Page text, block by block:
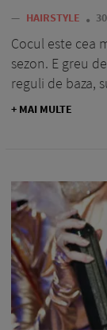
— HAIRSTYLE
Cocul este cea
sezon. E greu
reguli de baza,
+ MAI MULTE